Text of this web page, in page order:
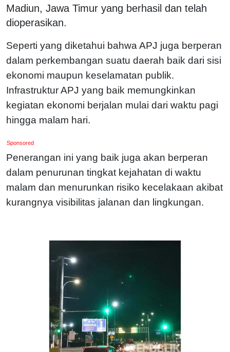
Madiun, Jawa Timur yang berhasil dan telah
dioperasikan.
Seperti yang diketahui bahwa APJ juga berperan
dalam perkembangan suatu daerah baik dari sisi
ekonomi maupun keselamatan publik.
Infrastruktur APJ yang baik memungkinkan
kegiatan ekonomi berjalan mulai dari waktu pagi
hingga malam hari.
Sponsored
Penerangan ini yang baik juga akan berperan
dalam penurunan tingkat kejahatan di waktu
malam dan menurunkan risiko kecelakaan akibat
kurangnya visibilitas jalanan dan lingkungan.